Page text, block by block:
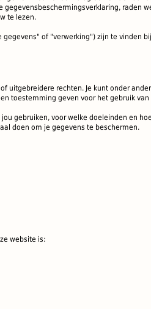
raden
te lezen.
of "verwerking") zijn te vinden bij
uitgebreidere rechten. Je kunt onder
toestemming geven voor het gebruik
gebruiken, voor welke doeleinden en
doen om je gegevens te beschermen.
website is: